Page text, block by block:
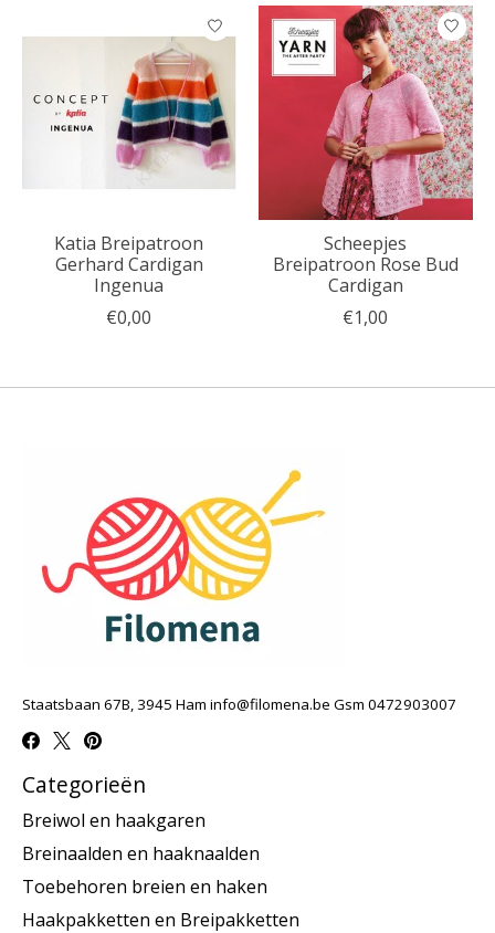
Katia Breipatroon
Gerhard Cardigan
Ingenua
€0,00
Scheepjes
Breipatroon Rose Bud
Cardigan
€1,00
Staatsbaan 67B, 3945 Ham info@filomena.be Gsm 0472903007
Categorieën
Breiwol en haakgaren
Breinaalden en haaknaalden
Toebehoren breien en haken
Haakpakketten en Breipakketten